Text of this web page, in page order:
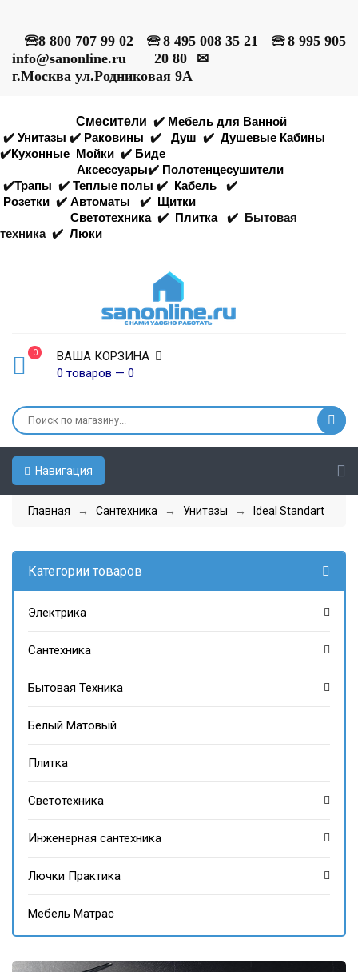
🕾8 800 707 99 02 🕾 8 495 008 35 21 🕾 8 995 905
20 80
✉
info@sanonline.ru
г.Москва ул.Родниковая 9А
Смесители ✔️ Мебель для Ванной
✔️ Унитазы ✔️ Раковины ✔️ Душ ✔️ Душевые Кабины
✔️Кухонные Мойки ✔️ Биде
Аксессуары✔️ Полотенцесушители
✔️Трапы ✔️ Теплые полы ✔️ Кабель
✔️
Розетки ✔️ Автоматы ✔️ Щитки
Светотехника ✔️ Плитка ✔️ Бытовая
техника ✔️ Люки
0
ВАША КОРЗИНА
0 товаров — 0
Навигация
Главная → Сантехника → Унитазы → Ideal Standart
Категории товаров
Электрика
Сантехника
Бытовая Техника
Белый Матовый
Плитка
Светотехника
Инженерная сантехника
Лючки Практика
Мебель Матрас